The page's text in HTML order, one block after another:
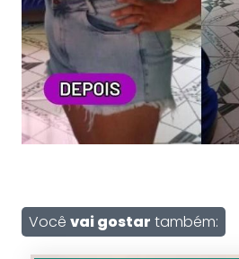
Você vai gostar também: